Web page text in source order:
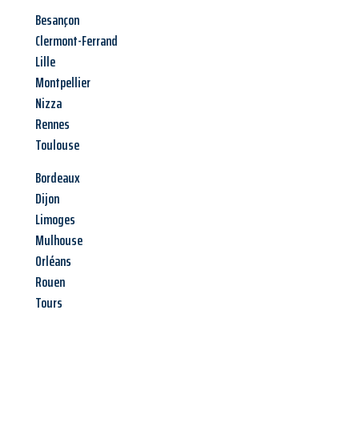
Besançon
Clermont-Ferrand
Lille
Montpellier
Nizza
Rennes
Toulouse
Bordeaux
Dijon
Limoges
Mulhouse
Orléans
Rouen
Tours